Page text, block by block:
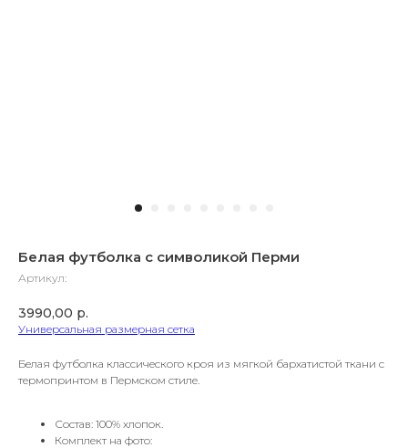
Белая футболка с символикой Перми
Артикул:
3990,00 р.
Универсальная размерная сетка
Белая футболка классического кроя из мягкой бархатистой ткани с
термопринтом в Пермском стиле.
Состав: 100% хлопок.
Комплект на фото: